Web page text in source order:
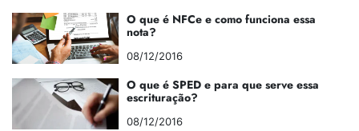
O que é NFCe e como funciona essa
nota?
08/12/2016
O que é SPED e para que serve essa
escrituração?
08/12/2016